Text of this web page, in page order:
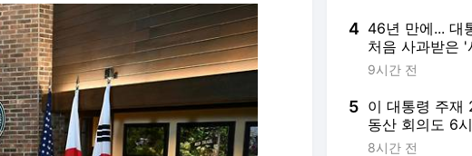
4 46년 만에... 대
처음 사과받은 '
쟁' 광부들 "이제
9시간 전
5 이 대통령 주재
동산 회의도 6
심 깊은 청와대
8시간 전